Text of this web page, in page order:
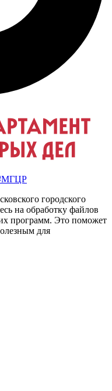
городского
на обработку файлов
программ. Это поможет
для